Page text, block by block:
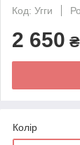
Код: Угги
2 650 ₴
Колір